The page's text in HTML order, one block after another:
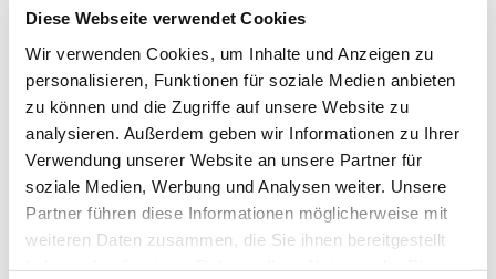
Diese Webseite verwendet Cookies
Wir verwenden Cookies, um Inhalte und Anzeigen zu
personalisieren, Funktionen für soziale Medien anbieten
zu können und die Zugriffe auf unsere Website zu
analysieren. Außerdem geben wir Informationen zu Ihrer
Verwendung unserer Website an unsere Partner für
soziale Medien, Werbung und Analysen weiter. Unsere
Partner führen diese Informationen möglicherweise mit
weiteren Daten zusammen, die Sie ihnen bereitgestellt
CONTACT US
Bereichsleiter Vertrieb und Projektierung l Divison
Manager Sales & Project Development
Dirk Hablick
Dipl. -Ing. (FH)